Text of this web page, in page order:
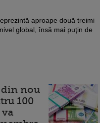
aproape două treimi
global, însă mai puţin de
din nou
100